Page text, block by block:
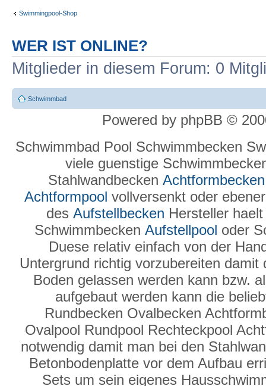
Swimmingpool-Shop
WER IST ONLINE?
Mitglieder in diesem Forum: 0
Schwimmbad
Powered by phpBB ©
Schwimmbad Pool Schwimmbecken
viele guenstige
Stahlwandbecken Achtformbecken
Achtformpool vollversenkt oder
des Aufstellbecken Hersteller
Schwimmbecken Aufstellpool oder
Duese relativ einfach von der
Untergrund richtig vorzubereiten damit
Boden gelassen werden kann bzw.
aufgebaut werden kann die
Rundbecken Ovalbecken
Ovalpool Rundpool Rechteckpool
notwendig damit man bei den
Betonbodenplatte vor dem Aufbau
Sets um sein eigenes